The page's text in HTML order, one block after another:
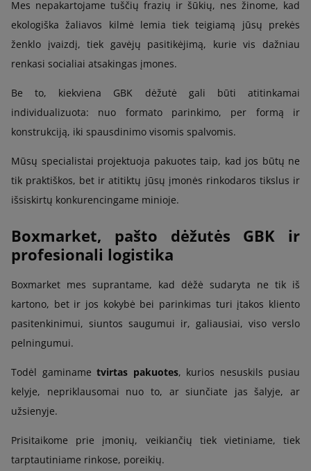
Mes nepakartojame tuščių frazių ir šūkių, nes žinome, kad
ekologiška žaliavos kilmė lemia tiek teigiamą jūsų prekės
ženklo įvaizdį, tiek gavėjų pasitikėjimą, kurie vis dažniau
renkasi socialiai atsakingas įmones.
Be to, kiekviena GBK dėžutė gali būti atitinkamai
individualizuota: nuo formato parinkimo, per formą ir
konstrukciją, iki spausdinimo visomis spalvomis.
Mūsų specialistai projektuoja pakuotes taip, kad jos būtų ne
tik praktiškos, bet ir atitiktų jūsų įmonės rinkodaros tikslus ir
išsiskirtų konkurencingame minioje.
Boxmarket, pašto dėžutės GBK ir
profesionali logistika
Boxmarket mes suprantame, kad dėžė sudaryta ne tik iš
kartono, bet ir jos kokybė bei parinkimas turi įtakos kliento
pasitenkinimui, siuntos saugumui ir, galiausiai, viso verslo
pelningumui.
Todėl gaminame tvirtas pakuotes, kurios nesuskils pusiau
kelyje, nepriklausomai nuo to, ar siunčiate jas šalyje, ar
užsienyje.
Prisitaikome prie įmonių, veikiančių tiek vietiniame, tiek
tarptautiniame rinkose, poreikių.